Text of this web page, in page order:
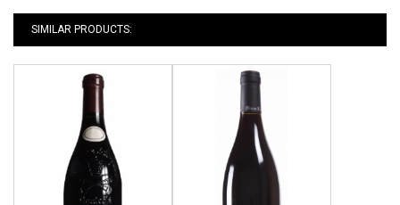
SIMILAR PRODUCTS: